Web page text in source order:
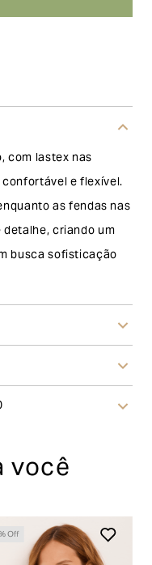
com lastex nas
e flexível.
as fendas nas
criando um
busca sofisticação
do produto. Ao
por parte da
valor
você
Off